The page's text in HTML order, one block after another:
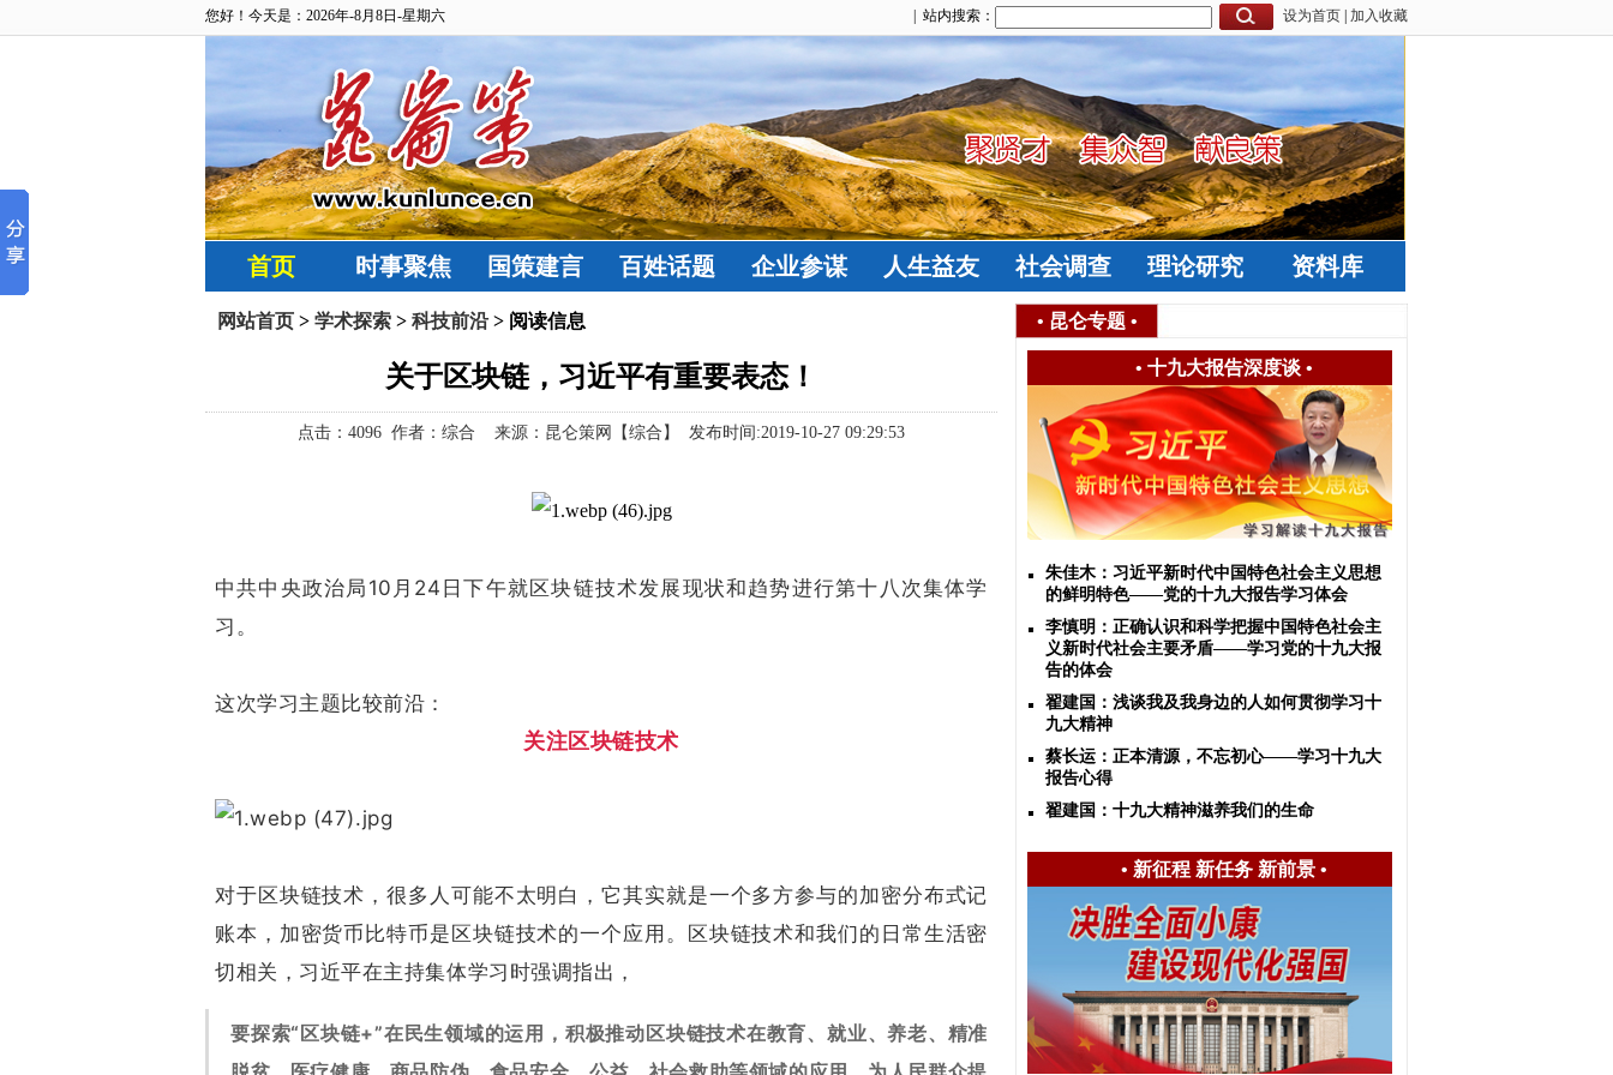
您好！今天是：2026年-8月8日-星期六 设为首页 加入收藏
| 站内搜索：
首页 时事聚焦 国策建言 百姓话题 企业参谋 人生益友 社会调查 理论研究 资料库
网站首页 > 学术探索 > 科技前沿> 阅读信息
关于区块链，习近平有重要表态！
点击： 4096 作者：综合 来源：昆仑策网【综合】 发布时间:2019-10-27 09:29:53
中共中央政治局10月24日下午就区块链技术发展现状和趋势进行第十八次集体学
习。
这次学习主题比较前沿：
关注区块链技术
对于区块链技术，很多人可能不太明白，它其实就是一个多方参与的加密分布式记
账本，加密货币比特币是区块链技术的一个应用。区块链技术和我们的日常生活密
切相关，习近平在主持集体学习时强调指出，
要探索“区块链+”在民生领域的运用，积极推动区块链技术在教育、就业、养老、精准
• 昆仑专题 •
• 十九大报告深度谈•
朱佳木：习近平新时代中国特色社会主义思想
的鲜明特色——党的十九大报告学习体会
李慎明：正确认识和科学把握中国特色社会主
义新时代社会主要矛盾——学习党的十九大报
告的体会
翟建国：浅谈我及我身边的人如何贯彻学习十
九大精神
蔡长运：正本清源，不忘初心——学习十九大
报告心得
翟建国：十九大精神滋养我们的生命
• 新征程 新任务 新前景•